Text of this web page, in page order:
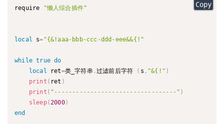
require "懒人综合插件"
local s= "{&!aaa-bbb-ccc-ddd-eee&&{!"
while true do
local ret=类_字符串 .过滤前后字符 ( s , "&{!" )
print ( ret )
print ( "----------------------------------" )
sleep(2000)
end
Copy